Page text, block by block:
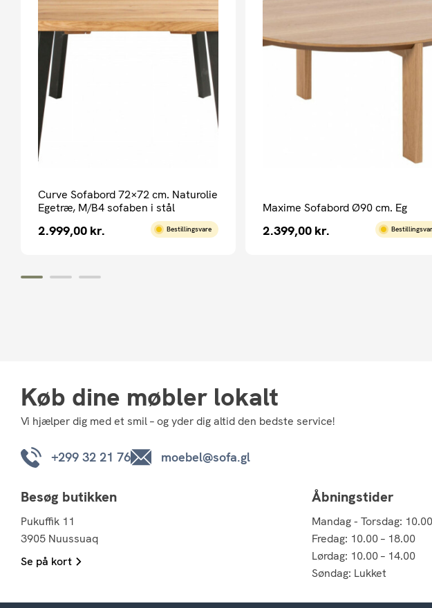
Curve Sofabord 72×72 cm. Naturolie
Egetræ, M/B4 sofaben i stål
2.999,00 kr. Bestillingsvare
Maxime Sofabord Ø90 cm. Eg
2.399,00 kr.
Køb dine møbler lokalt
Vi hjælper dig med et smil – og yder dig altid den bedste service!
+299 32 21 76 moebel@sofa.gl
Besøg butikken
Pukuffik 11
3905 Nuussuaq
Se på kort
Åbningstider
Mandag - Torsdag:
Fredag: 10.00 – 18.00
Lørdag: 10.00 – 14.00
Søndag: Lukket